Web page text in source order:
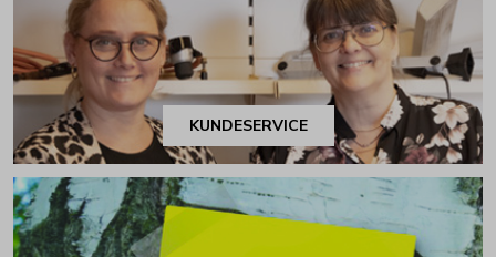
KUNDESERVICE